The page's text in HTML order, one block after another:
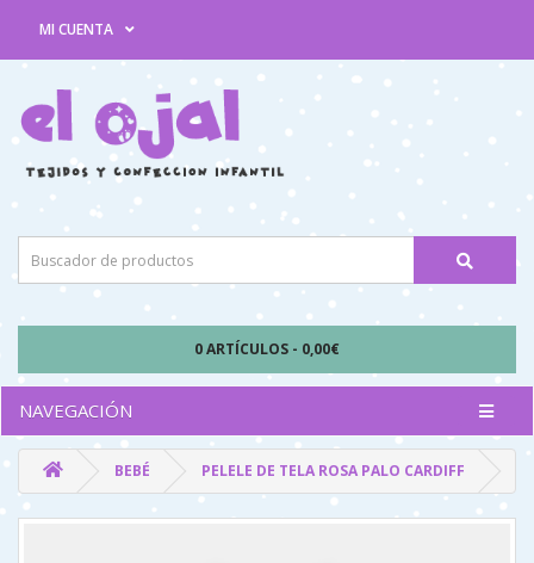
MI CUENTA
0 ARTÍCULOS - 0,00€
NAVEGACIÓN
BEBÉ PELELE DE TELA ROSA PALO CARDIFF